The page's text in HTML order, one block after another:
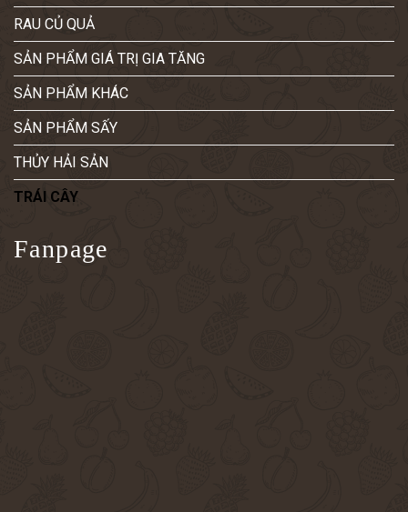
RAU CỦ QUẢ
SẢN PHẨM GIÁ TRỊ GIA TĂNG
SẢN PHẨM KHÁC
SẢN PHẨM SẤY
THỦY HẢI SẢN
TRÁI CÂY
Fanpage